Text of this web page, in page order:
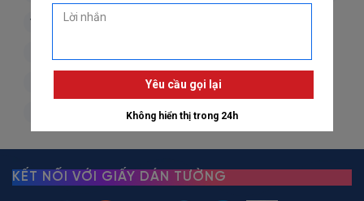
vải dán tường
giấy dán tường giả gỗ giấy dán tường giả gạch
giấy dán tường giả vải giấy dán tường giá rẻ
KẾT NỐI VỚI GIẤY DÁN TƯỜNG